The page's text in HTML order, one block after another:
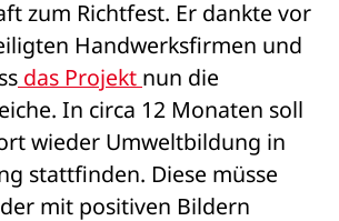
zum Richtfest. Er dankte vor
Handwerksfirmen und
das Projekt nun die
In circa 12 Monaten soll
wieder Umweltbildung in
stattfinden. Diese müsse
mit positiven Bildern